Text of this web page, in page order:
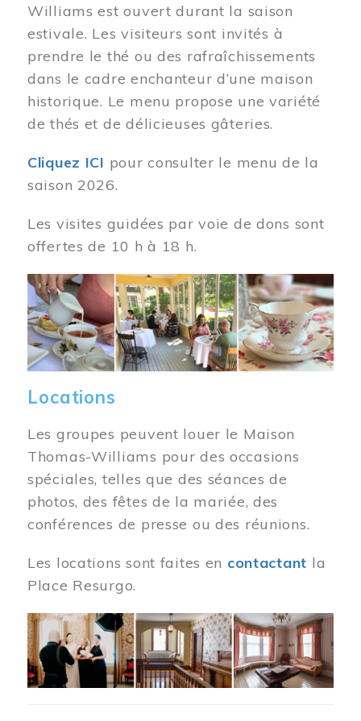
Williams est ouvert durant la saison
estivale. Les visiteurs sont invités à
prendre le thé ou des rafraîchissements
dans le cadre enchanteur d’une maison
historique. Le menu propose une variété
de thés et de délicieuses gâteries.
Cliquez ICI pour consulter le menu de la
saison 2026.
Les visites guidées par voie de dons sont
offertes de 10 h à 18 h.
Image
Locations
Les groupes peuvent louer le Maison
Thomas-Williams pour des occasions
spéciales, telles que des séances de
photos, des fêtes de la mariée, des
conférences de presse ou des réunions.
Les locations sont faites en contactant la
Place Resurgo.
Image